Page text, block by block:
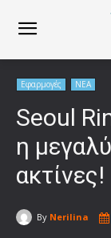
Εφαρμογές ΝΕΑ
Seoul
η
ακτίνες!
By Nerilina